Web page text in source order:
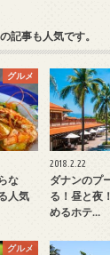
記事も人気です。
グルメ
な
人気
2018.2.22
ダナンのプ
る！昼と夜
めるホテ…
グルメ